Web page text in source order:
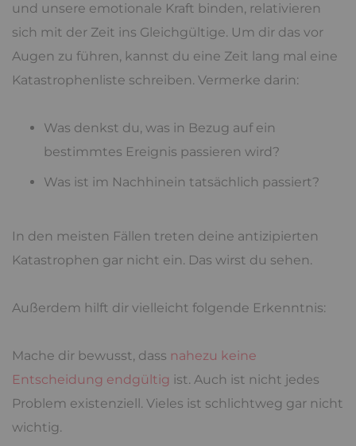
und unsere emotionale Kraft binden, relativieren
sich mit der Zeit ins Gleichgültige. Um dir das vor
Augen zu führen, kannst du eine Zeit lang mal eine
Katastrophenliste schreiben. Vermerke darin:
Was denkst du, was in Bezug auf ein
bestimmtes Ereignis passieren wird?
Was ist im Nachhinein tatsächlich passiert?
In den meisten Fällen treten deine antizipierten
Katastrophen gar nicht ein. Das wirst du sehen.
Außerdem hilft dir vielleicht folgende Erkenntnis:
Mache dir bewusst, dass nahezu keine
Entscheidung endgültig ist. Auch ist nicht jedes
Problem existenziell. Vieles ist schlichtweg gar nicht
wichtig.